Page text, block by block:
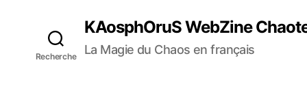
Recherche
KAosphOruS WebZine
La Magie du Chaos en français